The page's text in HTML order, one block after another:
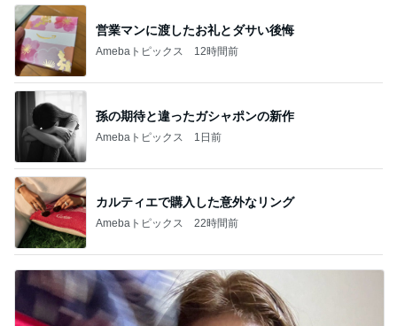
営業マンに渡したお礼とダサい後悔
Amebaトピックス 12時間前
孫の期待と違ったガシャポンの新作
Amebaトピックス 1日前
カルティエで購入した意外なリング
Amebaトピックス 22時間前